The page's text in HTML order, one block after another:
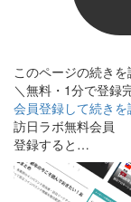
このページの続き
＼無料・1分で登録
会員登録して続きを
訪日ラボ無料会員
登録すると…